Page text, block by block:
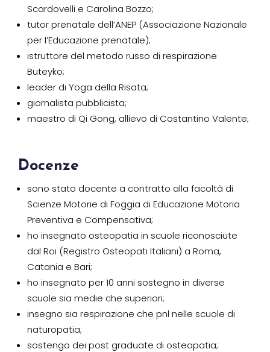
Scardovelli e Carolina Bozzo;
tutor prenatale dell’ANEP (Associazione Nazionale
per l’Educazione prenatale);
istruttore del metodo russo di respirazione
Buteyko;
leader di Yoga della Risata;
giornalista pubblicista;
maestro di Qi Gong, allievo di Costantino Valente;
Docenze
sono stato docente a contratto alla facoltà di
Scienze Motorie di Foggia di Educazione Motoria
Preventiva e Compensativa;
ho insegnato osteopatia in scuole riconosciute
dal Roi (Registro Osteopati Italiani) a Roma,
Catania e Bari;
ho insegnato per 10 anni sostegno in diverse
scuole sia medie che superiori;
insegno sia respirazione che pnl nelle scuole di
naturopatia;
sostengo dei post graduate di osteopatia;